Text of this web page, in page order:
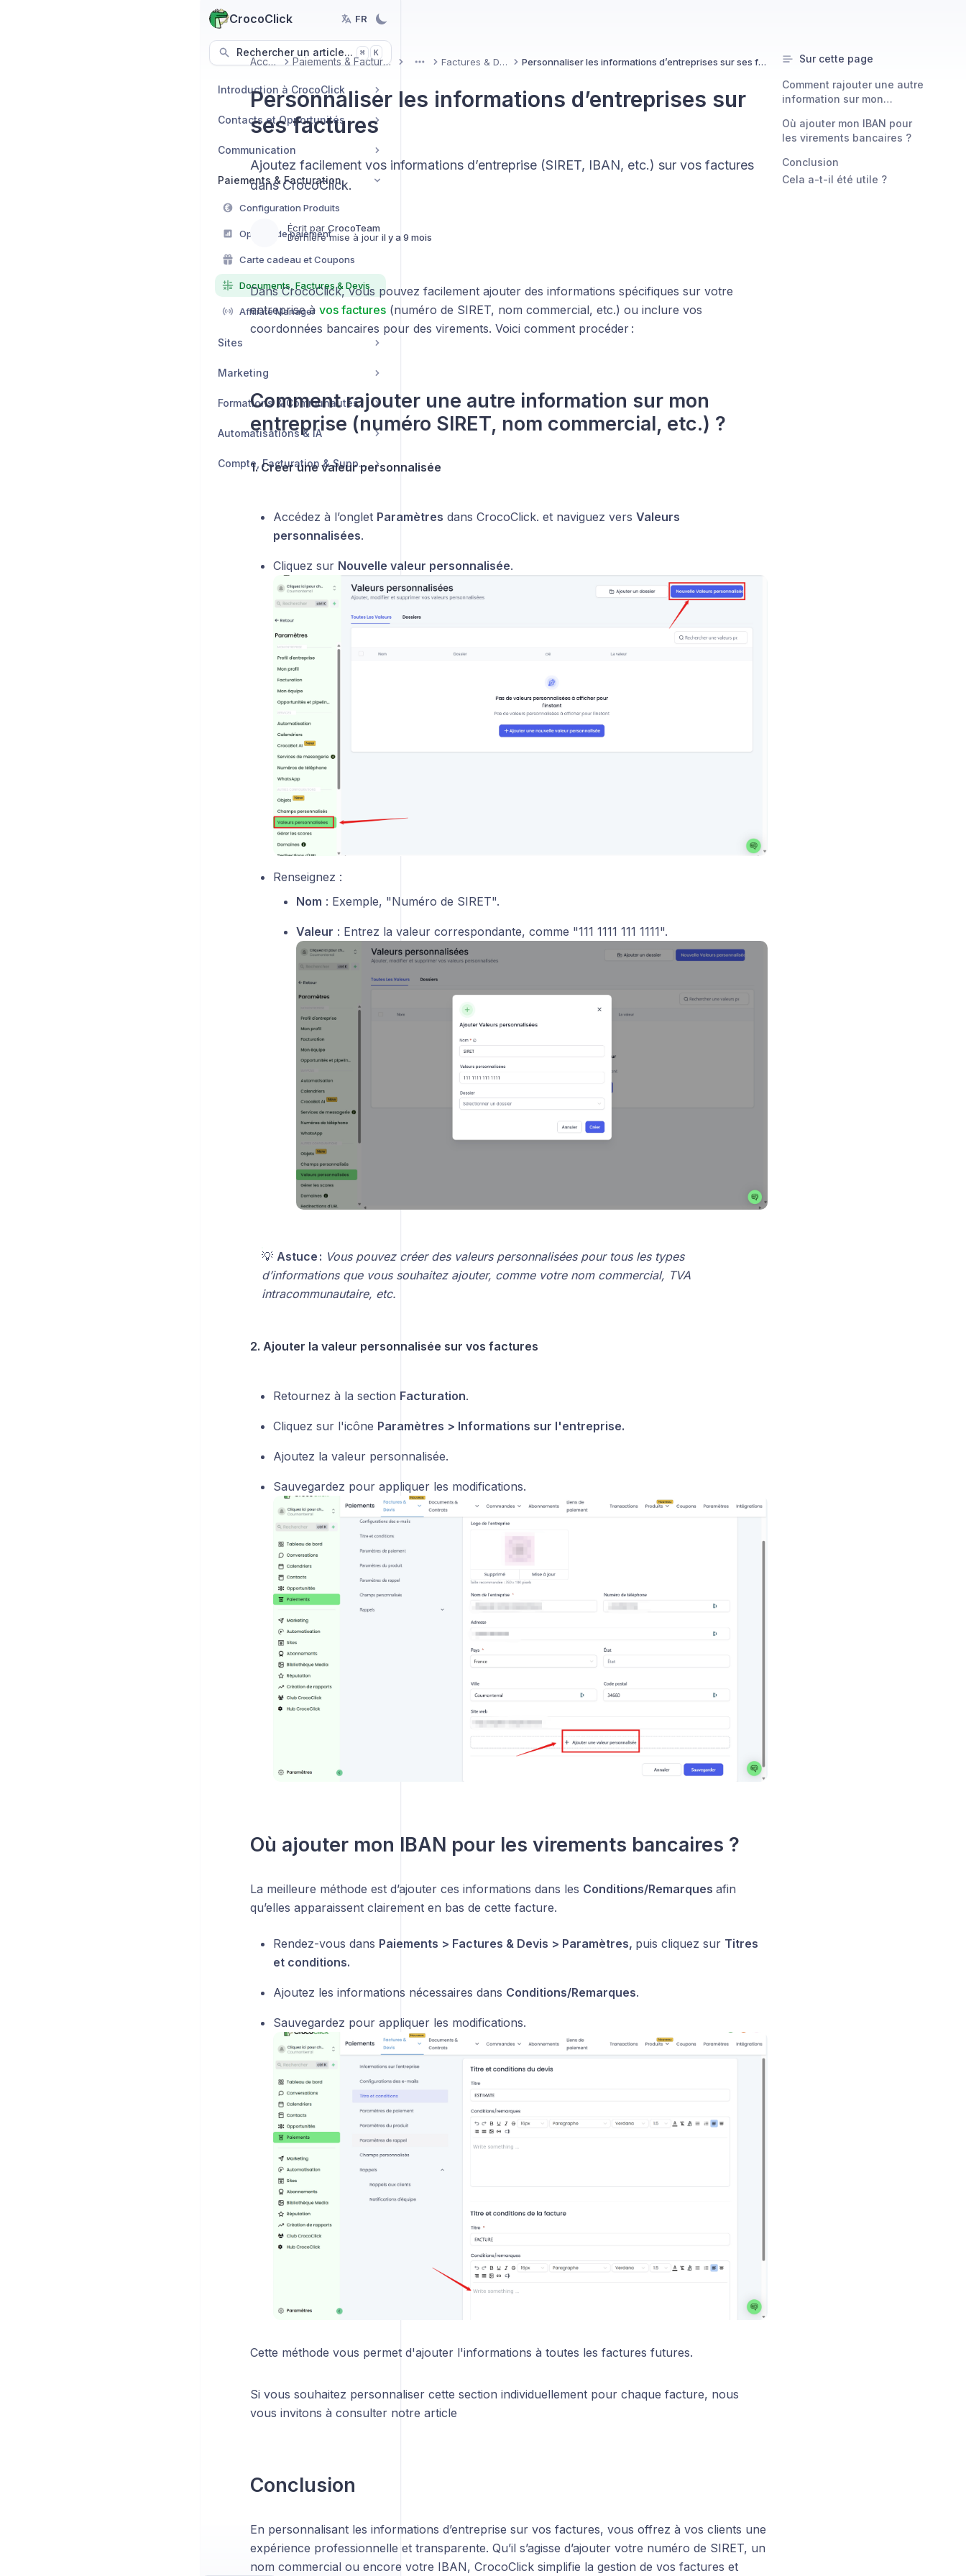
CrocoClick FR
Rechercher un article... ⌘ K
Introduction à CrocoClick
Contacts et Opportunités
Communication
Paiements & Facturation
Configuration Produits
Options de paiement
Carte cadeau et Coupons
Documents, Factures & Devis
Affiliate Manager
Sites
Marketing
Formations & Communautés
Automatisations & IA
Compte, Facturation & Support
Accueil Paiements & Facturation More Factures & Devis Personnaliser les informations d’entreprises sur ses factures
Personnaliser les informations d’entreprises sur
ses factures
Ajoutez facilement vos informations d’entreprise (SIRET, IBAN, etc.) sur vos factures
dans CrocoClick.
Écrit par CrocoTeam
Dernière mise à jour il y a 9 mois
Dans CrocoClick, vous pouvez facilement ajouter des informations spécifiques sur votre
entreprise à vos factures(numéro de SIRET, nom commercial, etc.) ou inclure vos
coordonnées bancaires pour des virements. Voici comment procéder :
Comment rajouter une autre information sur mon
entreprise (numéro SIRET, nom commercial, etc.) ?
1. Créer une valeur personnalisée
Accédez à l’onglet Paramètres dans CrocoClick. et naviguez vers Valeurs
personnalisées.
Cliquez sur Nouvelle valeur personnalisée.
Renseignez :
Nom : Exemple, "Numéro de SIRET".
Valeur : Entrez la valeur correspondante, comme "111 1111 111 1111".
💡 Astuce : Vous pouvez créer des valeurs personnalisées pour tous les types
d’informations que vous souhaitez ajouter, comme votre nom commercial, TVA
intracommunautaire, etc.
2. Ajouter la valeur personnalisée sur vos factures
Retournez à la section Facturation.
Cliquez sur l'icône Paramètres > Informations sur l'entreprise.
Ajoutez la valeur personnalisée.
Sauvegardez pour appliquer les modifications.
Où ajouter mon IBAN pour les virements bancaires ?
La meilleure méthode est d’ajouter ces informations dans les Conditions/Remarques afin
qu’elles apparaissent clairement en bas de cette facture.
Rendez-vous dans Paiements > Factures & Devis > Paramètres, puis cliquez sur Titres
et conditions.
Ajoutez les informations nécessaires dans Conditions/Remarques.
Sauvegardez pour appliquer les modifications.
Cette méthode vous permet d'ajouter l'informations à toutes les factures futures.
Si vous souhaitez personnaliser cette section individuellement pour chaque facture, nous
vous invitons à consulter notre article
Conclusion
En personnalisant les informations d’entreprise sur vos factures, vous offrez à vos clients une
expérience professionnelle et transparente. Qu’il s’agisse d’ajouter votre numéro de SIRET, un
nom commercial ou encore votre IBAN, CrocoClick simplifie la gestion de vos factures et
Sur cette page
Comment rajouter une autre
information sur mon
nom commercial, etc.) ?
Où ajouter mon IBAN pour
les virements bancaires ?
Conclusion
Cela a-t-il été utile ?